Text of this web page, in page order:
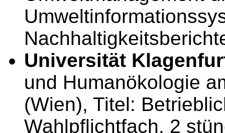
Universität
und Humanökologie
(Wien), Titel:
Wahlpflichtfach, 2